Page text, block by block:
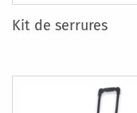
Kit de serrures